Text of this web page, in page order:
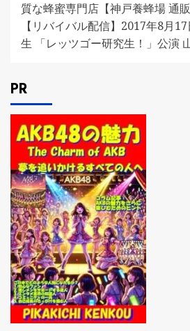
質な蜂蜜専門店【神戸養蜂場 通販
【リバイバル配信】2017年8月
生 「レッツゴー研究生！」公演
PR